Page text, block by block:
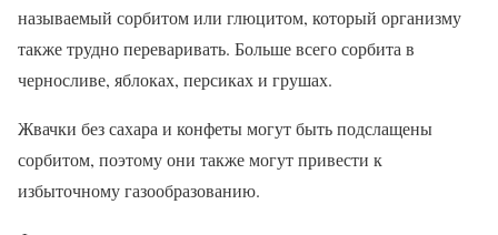
называемый сорбитом или глюцитом, который организму
также трудно переваривать. Больше всего сорбита в
черносливе, яблоках, персиках и грушах.
Жвачки без сахара и конфеты могут быть подслащены
сорбитом, поэтому они также могут привести к
избыточному газообразованию.